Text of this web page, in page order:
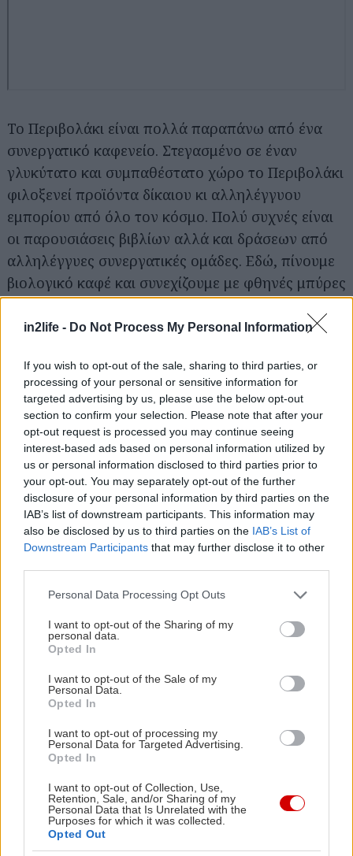
in2life - Do Not Process My Personal Information
If you wish to opt-out of the sale, sharing to third parties, or
processing of your personal or sensitive information for
targeted advertising by us, please use the below opt-out
section to confirm your selection. Please note that after your
opt-out request is processed you may continue seeing
interest-based ads based on personal information utilized by
us or personal information disclosed to third parties prior to
your opt-out. You may separately opt-out of the further
disclosure of your personal information by third parties on the
IAB’s list of downstream participants. This information may
also be disclosed by us to third parties on the IAB’s List of
Downstream Participants that may further disclose it to other
Please note that this website/app uses one or more Google
not limited to your visit or usage behaviour. You may click to
grant or deny consent to Google and its third-party tags to
use your data for below specified purposes in below Google
consent section.
Personal Data Processing Opt Outs
I want to opt-out of the Sharing of my
personal data.
Opted In
I want to opt-out of the Sale of my
Personal Data.
Opted In
I want to opt-out of processing my
Personal Data for Targeted Advertising.
Opted In
I want to opt-out of Collection, Use,
Retention, Sale, and/or Sharing of my
Personal Data that Is Unrelated with the
Purposes for which it was collected.
Opted Out
Το Περιβολάκι είναι πολλά παραπάνω από ένα
συνεργατικό καφενείο. Στεγασμένο σε έναν
γλυκύτατο και συμπαθέστατο χώρο το Περιβολάκι
φιλοξενεί προϊόντα δίκαιου κι αλληλέγγυου
εμπορίου από όλο τον κόσμο. Πολύ συχνές είναι
οι παρουσιάσεις βιβλίων αλλά και δράσεων από
αλληλέγγυες συνεργατικές ομάδες. Εδώ, πίνουμε
βιολογικό καφέ και συνεχίζουμε με φθηνές μπύρες
για να ολοκληρωθεί μια περιποιημένη
αλληλέγγυο εμπόριο. Ο λογαριασμός για
τσιμπολόγημα με κρασάκι στα 10-12€.
Το Παγκάκι
Γ. Ολυμπίου 17-19, Κουκάκι, τηλ.: 213 0009927
Σε μια από τις πιο αγαπημένες μας αθηναϊκές